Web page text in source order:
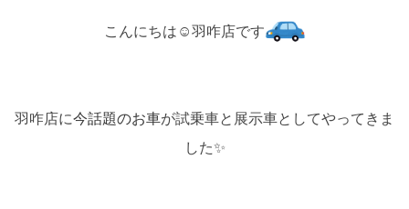
こんにちは☺羽咋店です
羽咋店に今話題のお車が試乗車と展示車としてやってきま
した✨